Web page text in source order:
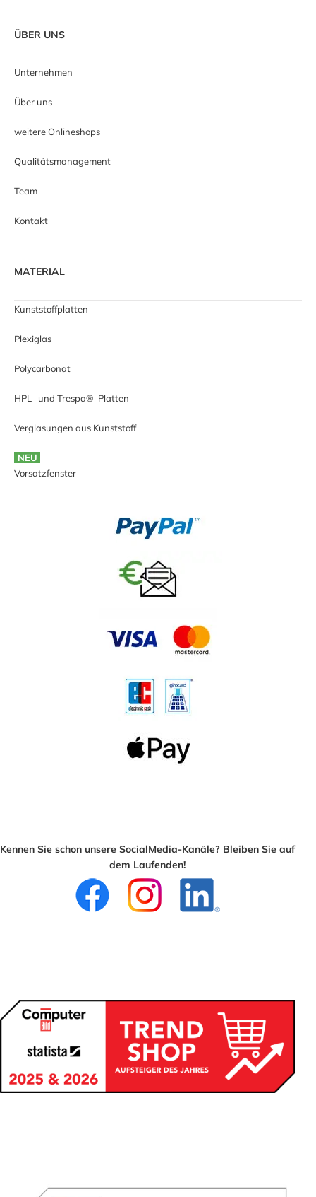
ÜBER UNS
Unternehmen
Über uns
weitere Onlineshops
Qualitätsmanagement
Team
Kontakt
MATERIAL
Kunststoffplatten
Plexiglas
Polycarbonat
HPL- und Trespa®-Platten
Verglasungen aus Kunststoff
NEU
Vorsatzfenster
Kennen Sie schon unsere SocialMedia-Kanäle? Bleiben Sie auf
dem Laufenden!